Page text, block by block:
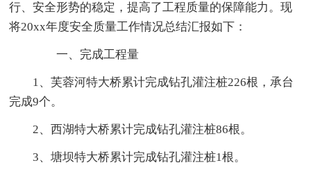
行、安全形势的稳定，提高了工程质量的保障能力。现
将20xx年度安全质量工作情况总结汇报如下：
一、完成工程量
1、芙蓉河特大桥累计完成钻孔灌注桩226根，承台
完成9个。
2、西湖特大桥累计完成钻孔灌注桩86根。
3、塘坝特大桥累计完成钻孔灌注桩1根。